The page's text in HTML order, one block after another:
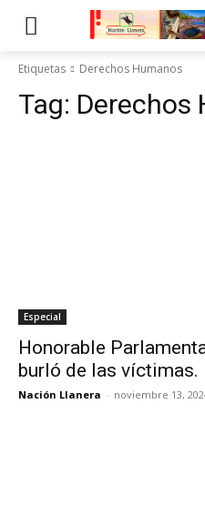
Etiquetas Derechos Humanos
Tag: Derechos
Especial
Honorable
burló de las víctimas.
Nación Llanera - noviembre 13,